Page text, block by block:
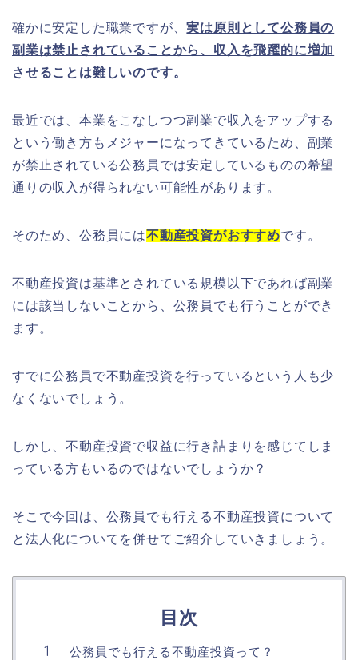
確かに安定した職業ですが、実は原則として公務員の
副業は禁止されていることから、収入を飛躍的に増加
させることは難しいのです。
最近では、本業をこなしつつ副業で収入をアップする
という働き方もメジャーになってきているため、副業
が禁止されている公務員では安定しているものの希望
通りの収入が得られない可能性があります。
そのため、公務員には不動産投資がおすすめです。
不動産投資は基準とされている規模以下であれば副業
には該当しないことから、公務員でも行うことができ
ます。
すでに公務員で不動産投資を行っているという人も少
なくないでしょう。
しかし、不動産投資で収益に行き詰まりを感じてしま
っている方もいるのではないでしょうか？
そこで今回は、公務員でも行える不動産投資について
と法人化についてを併せてご紹介していきましょう。
目次
公務員でも行える不動産投資って？